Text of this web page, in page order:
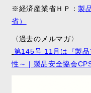
※経済産業省ＨＰ：製
省）
〈過去のメルマガ〉
第145号 11月は『製
性～ | 製品安全協会